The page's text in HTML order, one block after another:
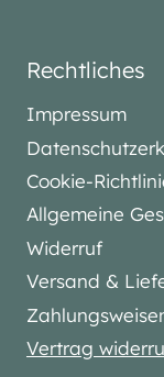
Rechtliches
Impressum
Cookie-
Allgemeine
Widerruf
Versand &
Vertrag